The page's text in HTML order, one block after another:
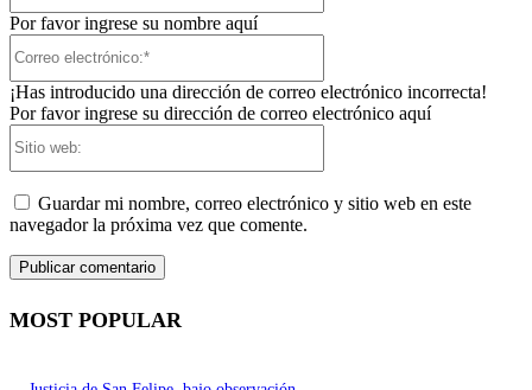
Por favor ingrese su nombre aquí
¡Has introducido una dirección de correo electrónico incorrecta!
Por favor ingrese su dirección de correo electrónico aquí
Guardar mi nombre, correo electrónico y sitio web en este
navegador la próxima vez que comente.
MOST POPULAR